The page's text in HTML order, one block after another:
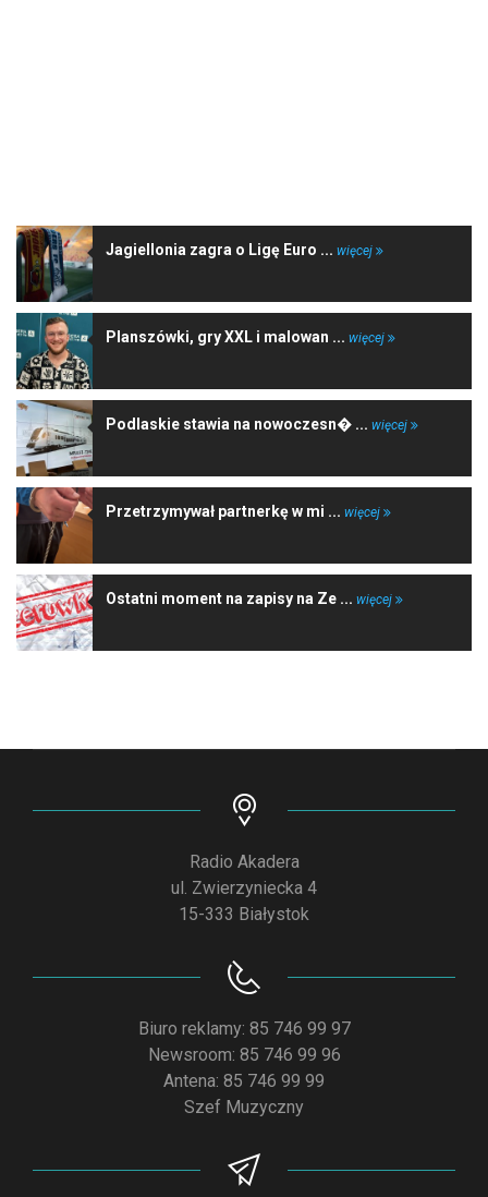
Jagiellonia zagra o Ligę Euro ... więcej
Planszówki, gry XXL i malowan ... więcej
Podlaskie stawia na nowoczesn� ... więcej
Przetrzymywał partnerkę w mi ... więcej
Ostatni moment na zapisy na Ze ... więcej
Radio Akadera
ul. Zwierzyniecka 4
15-333 Białystok
Biuro reklamy: 85 746 99 97
Newsroom: 85 746 99 96
Antena: 85 746 99 99
Szef Muzyczny